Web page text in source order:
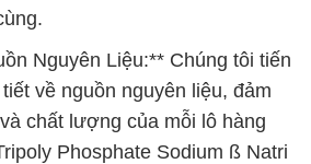
Nguyên Liệu:** Chúng tôi tiến
về nguồn nguyên liệu, đảm
chất lượng của mỗi lô hàng
Phosphate Sodium ß Natri